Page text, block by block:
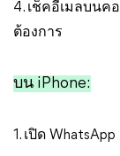
4. เช็คอีเมลบน
ต้องการ
บน iPhone:
1. เปิด